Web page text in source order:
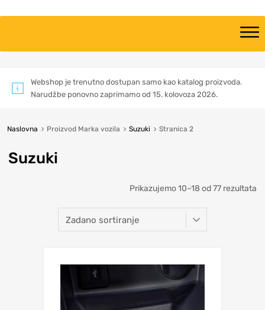
Webshop je trenutno dostupan samo kao katalog proizvoda.
Narudžbe ponovno zaprimamo od 15. kolovoza 2026.
Naslovna Proizvod Marka vozila Suzuki Stranica 2
Suzuki
Prikazujemo 10–18 od 77 rezultata